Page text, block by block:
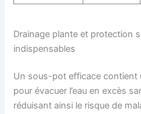
Drainage plante et protection
indispensables
Un sous-pot efficace
pour évacuer l’eau en excès
réduisant ainsi le risque de